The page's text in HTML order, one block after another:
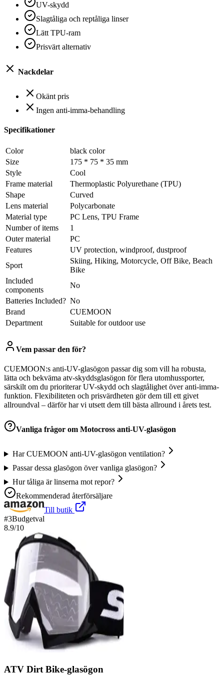
UV-skydd
Slagtåliga och reptåliga linser
Lätt TPU-ram
Prisvärt alternativ
Nackdelar
Okänt pris
Ingen anti-imma-behandling
Specifikationer
Color
‎black color
Size
‎175 * 75 * 35 mm
Style
‎Cool
Frame material
‎Thermoplastic Polyurethane (TPU)
Shape
‎Curved
Lens material
‎Polycarbonate
Material type
‎PC Lens, TPU Frame
Number of items
‎1
Outer material
‎PC
Features
‎UV protection, windproof, dustproof
Sport
‎Skiing, Hiking, Motorcycle, Off Bike, Beach
Bike
Included
components
‎No
Batteries Included? ‎No
Brand
‎CUEMOON
Department
‎Suitable for outdoor use
Vem passar den för?
CUEMOON:s anti-UV-glasögon passar dig som vill ha robusta,
lätta och bekväma atv-skyddsglasögon för flera utomhussporter,
särskilt om du prioriterar UV-skydd och slagtålighet över anti-imma-
funktion. Flexibiliteten och prisvärdheten gör dem till ett givet
allroundval – därför har vi utsett dem till bästa allround i årets test.
Vanliga frågor om Motocross anti-UV-glasögon
Har CUEMOON anti-UV-glasögon ventilation?
Passar dessa glasögon över vanliga glasögon?
Hur tåliga är linserna mot repor?
Rekommenderad återförsäljare
Till butik
#3Budgetval
8.9/10
ATV Dirt Bike-glasögon